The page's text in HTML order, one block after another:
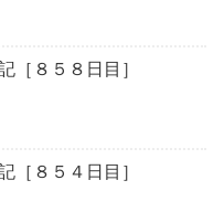
［８５８日目］
［８５４日目］